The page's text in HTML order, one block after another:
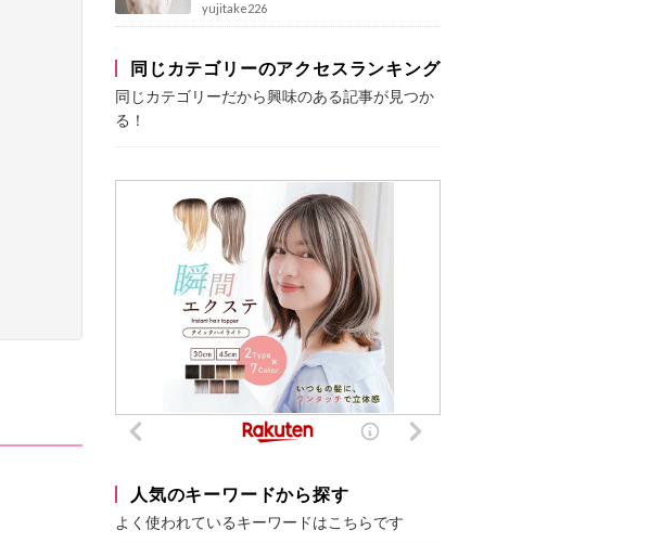
yujitake226
同じカテゴリーのアクセスランキング
同じカテゴリーだから興味のある記事が見つか
る！
人気のキーワードから探す
よく使われているキーワードはこちらです